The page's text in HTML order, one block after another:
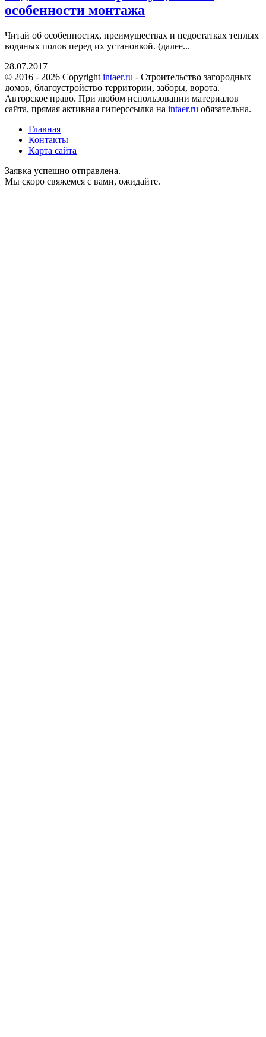
особенности монтажа
Читай об особенностях, преимуществах и недостатках теплых
водяных полов перед их установкой. (далее...
28.07.2017
© 2016 - 2026 Copyright intaer.ru - Cтроительство загородных
домов, благоустройство территории, заборы, ворота.
Авторское право. При любом использовании материалов
сайта, прямая активная гиперссылка на intaer.ru обязательна.
Главная
Контакты
Карта сайта
Заявка успешно отправлена.
Мы скоро свяжемся с вами, ожидайте.